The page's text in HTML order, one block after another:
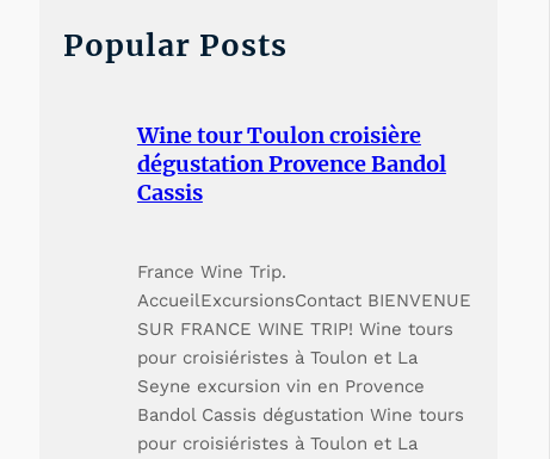
h
Popular Posts
Wine tour Toulon croisière
dégustation Provence Bandol
Cassis
France Wine Trip.
AccueilExcursionsContact BIENVENUE
SUR FRANCE WINE TRIP! Wine tours
pour croisiéristes à Toulon et La
Seyne excursion vin en Provence
Bandol Cassis dégustation Wine tours
pour croisiéristes à Toulon et La